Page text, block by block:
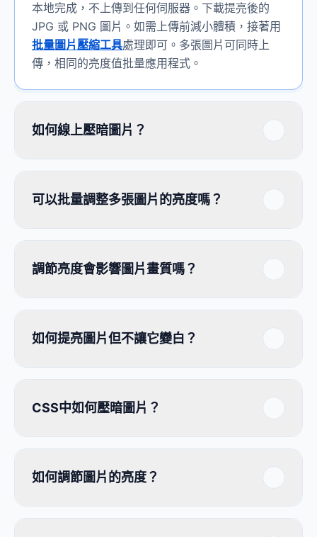
本地完成，不上傳到任何伺服器。下載提亮後的
JPG 或 PNG 圖片。如需上傳前減小體積，接著用
批量圖片壓縮工具處理即可。多張圖片可同時上
傳，相同的亮度值批量應用程式。
如何線上壓暗圖片？
可以批量調整多張圖片的亮度嗎？
調節亮度會影響圖片畫質嗎？
如何提亮圖片但不讓它變白？
CSS中如何壓暗圖片？
如何調節圖片的亮度？